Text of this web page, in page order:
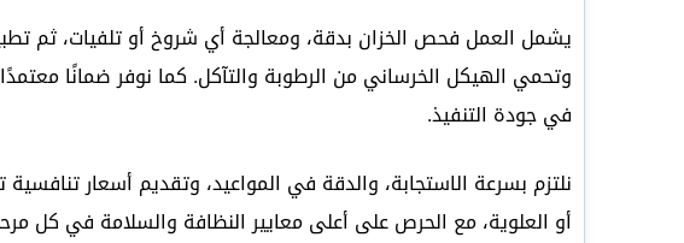
يشمل العمل فحص الخزان بدقة، ومعالجة أي شروخ أو تلفيات، ثم
وتحمي الهيكل الخرساني من الرطوبة والتآكل. كما نوفر ضمانًا
في جودة التنفيذ.
نلتزم بسرعة الاستجابة، والدقة في المواعيد، وتقديم أسعار تنافسية
أو العلوية، مع الحرص على أعلى معايير النظافة والسلامة في كل